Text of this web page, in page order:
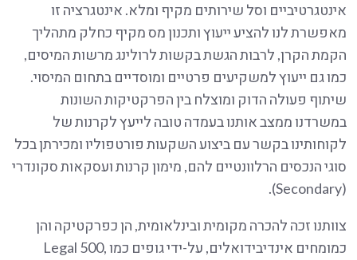
אינטגרטיביים וסל שירותים מקיף ומלא. אינטגרציה זו
מאפשרת לנו להציע ייעוץ ותכנון מס מקיף כחלק מתהליך
הקמת הקרן, לרבות הגשת בקשות לרולינג מרשות המיסים,
כמו גם ייעוץ למשקיעים פרטיים ומוסדיים בתחום המיסוי.
שיתוף פעולה הדוק ומוצלח בין הפרקטיקות השונות
במשרדנו ממצב אותנו בעמדה טובה לייעץ לקרנות של
לקוחותינו בקשר עם ביצוע השקעות פורטפוליו ומכירתן בכל
סוגי הנכסים הרלוונטיים להם, מימון קרנות ועסקאות סקונדרי
(Secondary).
צוותנו זכה להכרה מקומית ובינלאומית, הן כפרקטיקה והן
כמומחים אינדיבידואלים, על-ידי גופים כמו Legal 500,